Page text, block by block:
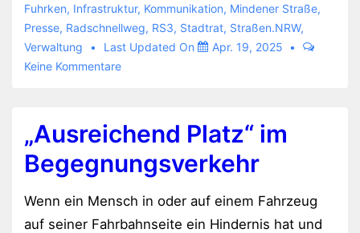
Fuhrken“
Fuhrken, Infrastruktur, Kommunikation, Mindener Straße,
Presse, Radschnellweg, RS3, Stadtrat, Straßen.NRW,
Verwaltung
Last Updated On
Apr. 19, 2025
Keine Kommentare
„Ausreichend Platz“ im
Begegnungsverkehr
Wenn ein Mensch in oder auf einem Fahrzeug
auf seiner Fahrbahnseite ein Hindernis hat und